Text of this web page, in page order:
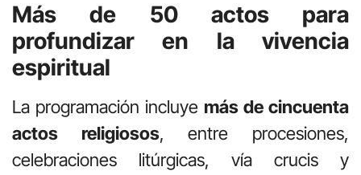
Más de 50 actos para
profundizar en la vivencia
espiritual
La programación incluye más de cincuenta
actos religiosos, entre procesiones,
celebraciones litúrgicas, vía crucis y